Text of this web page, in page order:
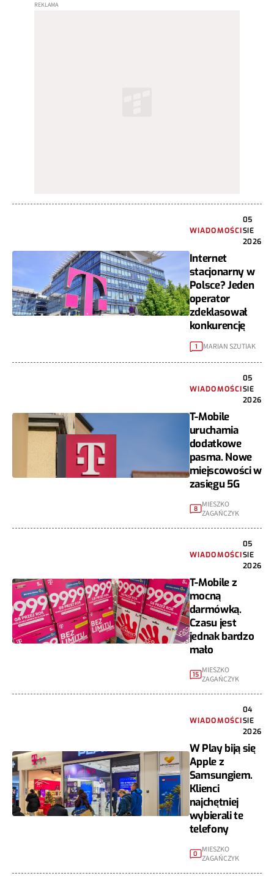
WIADOMOŚCI
05
SIE
2026
Internet
stacjonarny w
Polsce? Jeden
operator
zdeklasował
konkurencję
1 MARIAN SZUTIAK
WIADOMOŚCI
05
SIE
2026
T-Mobile
uruchamia
dodatkowe
pasma. Nowe
miejscowości w
zasięgu 5G
8 MIESZKO
ZAGAŃCZYK
WIADOMOŚCI
05
SIE
2026
T-Mobile z
mocną
darmówką.
Czasu jest
jednak bardzo
mało
15 MIESZKO
ZAGAŃCZYK
WIADOMOŚCI
04
SIE
2026
W Play biją się
Apple z
Samsungiem.
Klienci
najchętniej
wybierali te
telefony
0 MIESZKO
ZAGAŃCZYK